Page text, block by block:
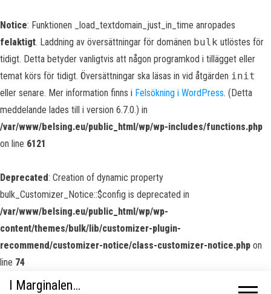
Notice: Funktionen _load_textdomain_just_in_time anropades
felaktigt. Laddning av översättningar för domänen bulk utlöstes för
tidigt. Detta betyder vanligtvis att någon programkod i tillägget eller
temat körs för tidigt. Översättningar ska läsas in vid åtgärden init
eller senare. Mer information finns i Felsökning i WordPress. (Detta
meddelande lades till i version 6.7.0.) in
/var/www/belsing.eu/public_html/wp/wp-includes/functions.php
on line 6121
Deprecated: Creation of dynamic property
bulk_Customizer_Notice::$config is deprecated in
/var/www/belsing.eu/public_html/wp/wp-
content/themes/bulk/lib/customizer-plugin-
recommend/customizer-notice/class-customizer-notice.php on
line 74
I Marginalen…